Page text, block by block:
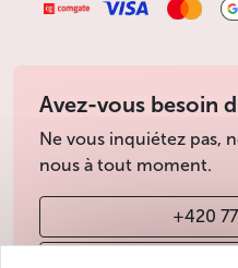
lesquels on remarquera
zámecké schody), qui
XVIème siècle.
On retrouve l’art
dans toutes ses nuances
Avez-vous besoin
Ne vous inquiétez pas,
nous à tout moment.
+420